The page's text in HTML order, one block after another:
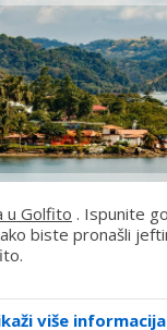
u Golfito . Ispunite
biste pronašli
više informacija